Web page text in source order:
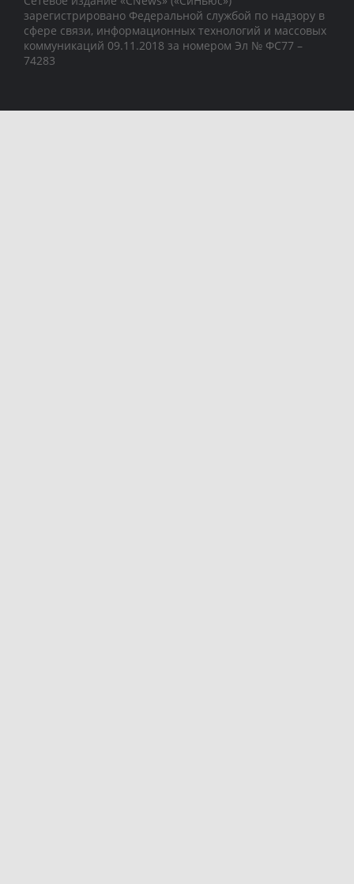
зарегистрировано Федеральной службой по надзору в
сфере связи, информационных технологий и массовых
коммуникаций 09.11.2018 за номером Эл № ФС77 –
74283